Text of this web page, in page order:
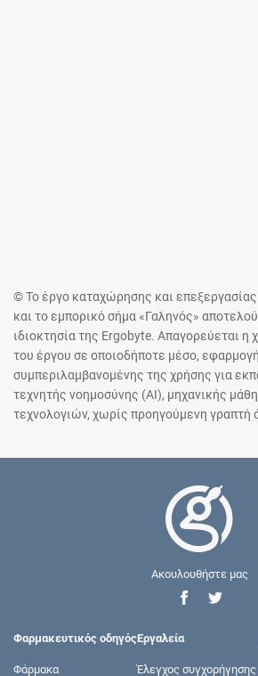
© Το έργο καταχώρησης και
και το εμπορικό σήμα «Γαληνός»
ιδιοκτησία της Ergobyte. Απαγορεύεται
του έργου σε οποιοδήποτε μέσο,
συμπεριλαμβανομένης της χρήσης για
τεχνητής νοημοσύνης (AI), μηχανικής
τεχνολογιών, χωρίς προηγούμενη γραπτή
Ακουλουθήστε μας
Φαρμακευτικός οδηγός
Φάρμακα
Εργαλεία
Έλεγχος συγχορήγησης